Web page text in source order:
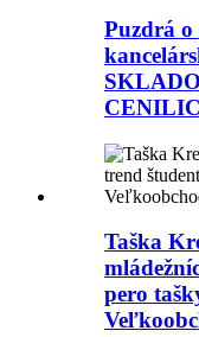
Puzdrá o
Taška
pero